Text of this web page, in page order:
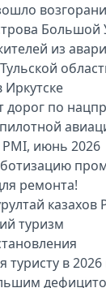
Большой
из
дорог по
июнь 2026
ремонта!
казахов
туризм
в 2026